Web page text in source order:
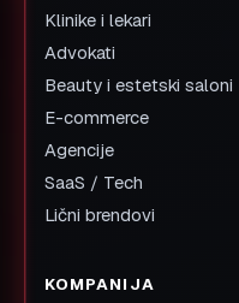
Klinike i lekari
Advokati
Beauty i estetski saloni
E-commerce
Agencije
SaaS / Tech
Lični brendovi
KOMPANIJA